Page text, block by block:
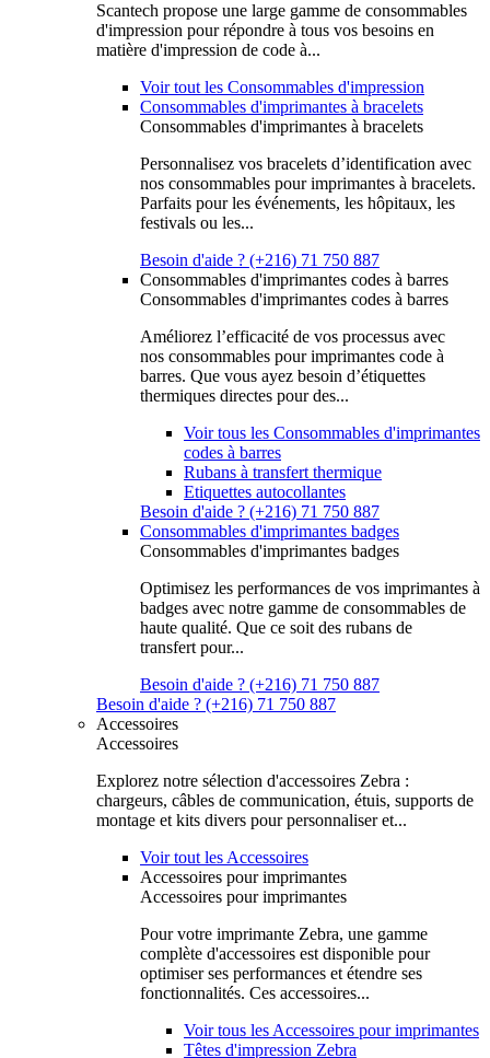
Scantech propose une large gamme de consommables
d'impression pour répondre à tous vos besoins en
matière d'impression de code à...
Voir tout les Consommables d'impression
Consommables d'imprimantes à bracelets
Consommables d'imprimantes à bracelets
Personnalisez vos bracelets d’identification avec
nos consommables pour imprimantes à bracelets.
Parfaits pour les événements, les hôpitaux, les
festivals ou les...
Besoin d'aide ? (+216) 71 750 887
Consommables d'imprimantes codes à barres
Consommables d'imprimantes codes à barres
Améliorez l’efficacité de vos processus avec
nos consommables pour imprimantes code à
barres. Que vous ayez besoin d’étiquettes
thermiques directes pour des...
Voir tous les Consommables d'imprimantes
codes à barres
Rubans à transfert thermique
Etiquettes autocollantes
Besoin d'aide ? (+216) 71 750 887
Consommables d'imprimantes badges
Consommables d'imprimantes badges
Optimisez les performances de vos imprimantes à
badges avec notre gamme de consommables de
haute qualité. Que ce soit des rubans de
transfert pour...
Besoin d'aide ? (+216) 71 750 887
Besoin d'aide ? (+216) 71 750 887
Accessoires
Accessoires
Explorez notre sélection d'accessoires Zebra :
chargeurs, câbles de communication, étuis, supports de
montage et kits divers pour personnaliser et...
Voir tout les Accessoires
Accessoires pour imprimantes
Accessoires pour imprimantes
Pour votre imprimante Zebra, une gamme
complète d'accessoires est disponible pour
optimiser ses performances et étendre ses
fonctionnalités. Ces accessoires...
Voir tous les Accessoires pour imprimantes
Têtes d'impression Zebra